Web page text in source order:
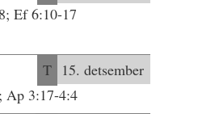
Ef 6:10-17
T 15. detsember
Ap 3:17-4:4